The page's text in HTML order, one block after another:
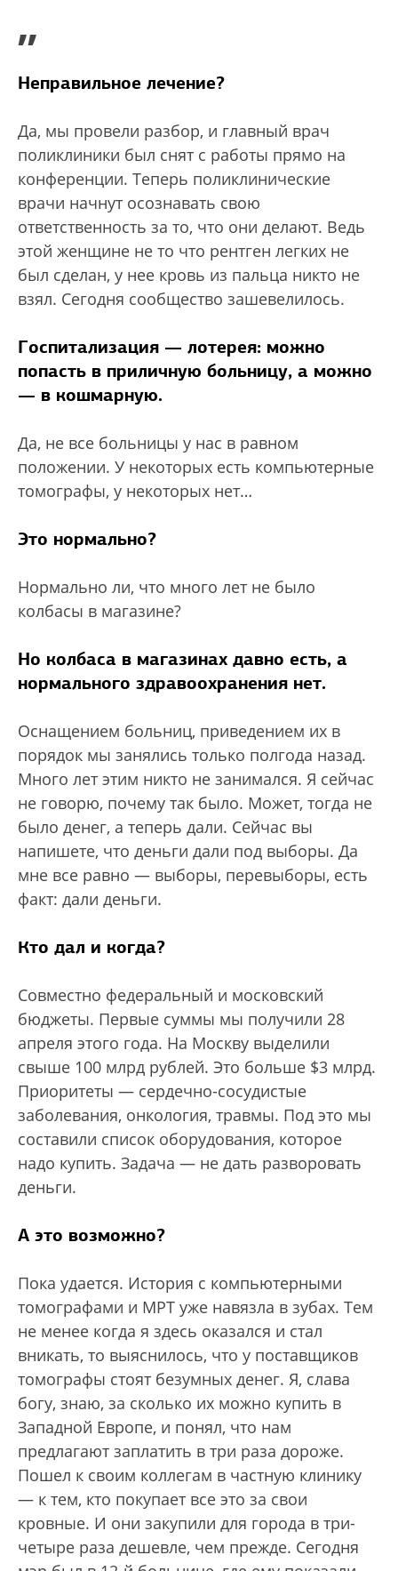
”
Неправильное лечение?
Да, мы провели разбор, и главный врач
поликлиники был снят с работы прямо на
конференции. Теперь поликлинические
врачи начнут осознавать свою
ответственность за то, что они делают. Ведь
этой женщине не то что рентген легких не
был сделан, у нее кровь из пальца никто не
взял. Сегодня сообщество зашевелилось.
Госпитализация — лотерея: можно
попасть в приличную больницу, а можно
— в кошмарную.
Да, не все больницы у нас в равном
положении. У некоторых есть компьютерные
томографы, у некоторых нет…
Это нормально?
Нормально ли, что много лет не было
колбасы в магазине?
Но колбаса в магазинах давно есть, а
нормального здравоохранения нет.
Оснащением больниц, приведением их в
порядок мы занялись только полгода назад.
Много лет этим никто не занимался. Я сейчас
не говорю, почему так было. Может, тогда не
было денег, а теперь дали. Сейчас вы
напишете, что деньги дали под выборы. Да
мне все равно — выборы, перевыборы, есть
факт: дали деньги.
Кто дал и когда?
Совместно федеральный и московский
бюджеты. Первые суммы мы получили 28
апреля этого года. На Москву выделили
свыше 100 млрд рублей. Это больше $3 млрд.
Приоритеты — сердечно-сосудистые
заболевания, онкология, травмы. Под это мы
составили список оборудования, которое
надо купить. Задача — не дать разворовать
деньги.
А это возможно?
Пока удается. История с компьютерными
томографами и МРТ уже навязла в зубах. Тем
не менее когда я здесь оказался и стал
вникать, то выяснилось, что у поставщиков
томографы стоят безумных денег. Я, слава
богу, знаю, за сколько их можно купить в
Западной Европе, и понял, что нам
предлагают заплатить в три раза дороже.
Пошел к своим коллегам в частную клинику
— к тем, кто покупает все это за свои
кровные. И они закупили для города в три-
четыре раза дешевле, чем прежде. Сегодня